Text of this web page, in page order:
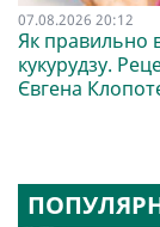
07.08.2026 20:12
Як правильно
кукурудзу.
Євгена